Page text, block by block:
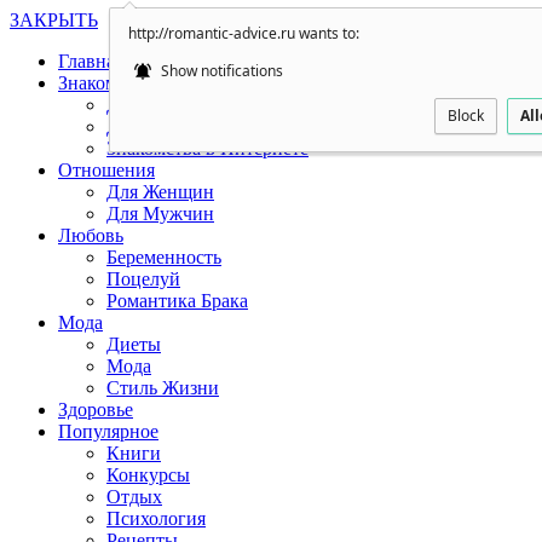
http://romantic-advice.ru wants to:
Show notifications
Block
ЗАКРЫТЬ
Главная
Знакомства
Для Женщин
Для Мужчин
Знакомства в Интернете
Отношения
Для Женщин
Для Мужчин
Любовь
Беременность
Поцелуй
Романтика Брака
Мода
Диеты
Мода
Стиль Жизни
Здоровье
Популярное
Книги
Конкурсы
Отдых
Психология